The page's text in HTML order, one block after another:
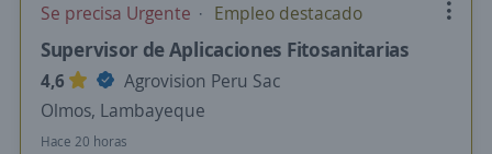
Se precisa Urgente Empleo destacado
Supervisor de Aplicaciones Fitosanitarias
4,6
Agrovision Peru Sac
Olmos, Lambayeque
Hace 20 horas